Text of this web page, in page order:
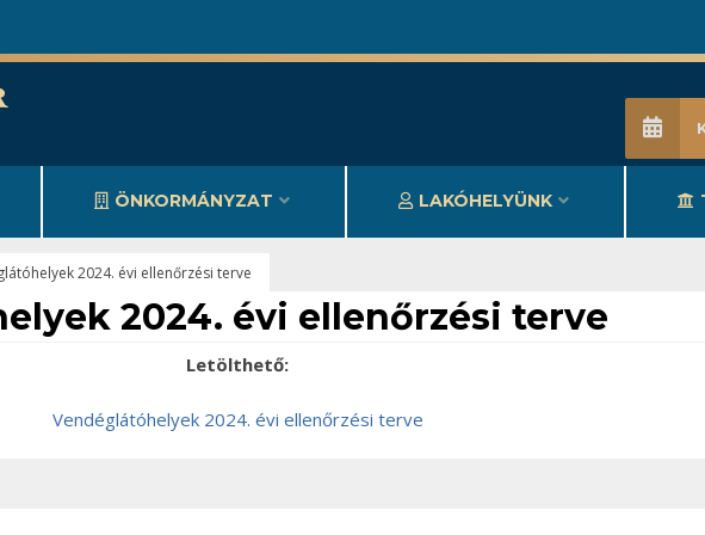
ÖNKORMÁNYZAT LAKÓHELYÜNK
2024. évi ellenőrzési terve
2024. évi ellenőrzési terve
Letölthető:
Vendéglátóhelyek 2024. évi ellenőrzési terve